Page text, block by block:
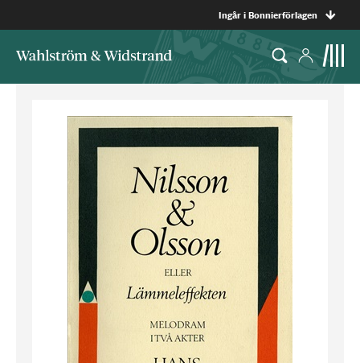
Ingår i Bonnierförlagen